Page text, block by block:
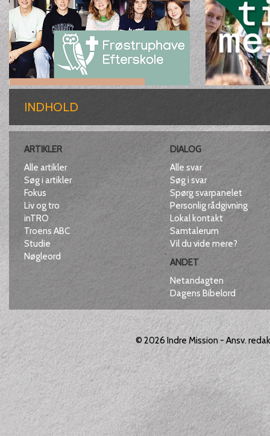
INDHOLD
ARTIKLER
Alle artikler
Søg i artikler
Fokus
Liv og tro
inTRO
Troens ABC
Studie
Nøgleord
DIALOG
Alle svar
Søg i svar
Spørg svarpanelet
Personlig rådgivning
Lokal kontakt
Samtalerum
Vil du vide mere?
ANDET
Netandagten
Dagens Bibelord
© 2026 Indre Mission- Ansv.